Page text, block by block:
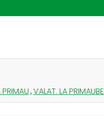
,VALAT. LA PRIMAUBE